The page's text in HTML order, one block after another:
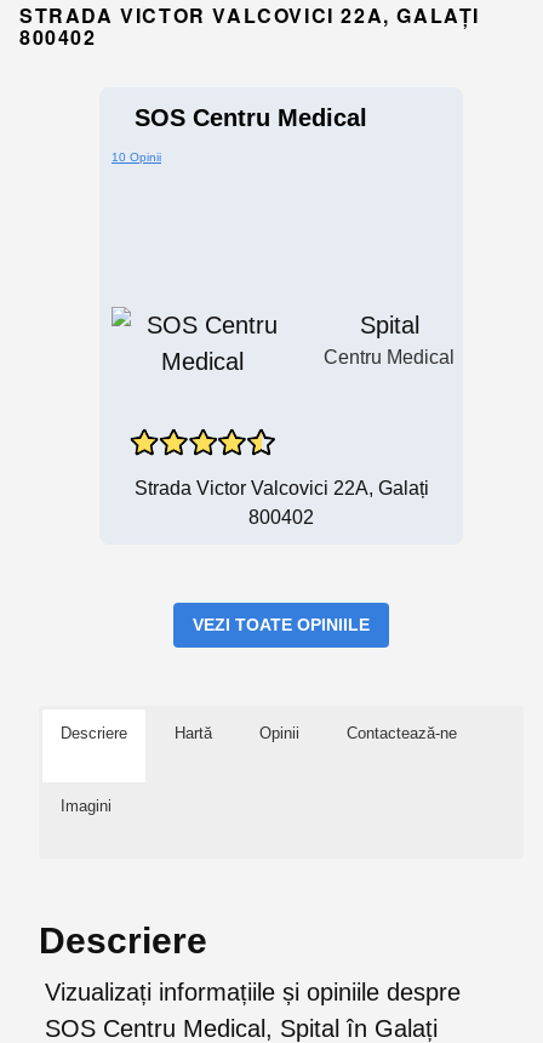
STRADA VICTOR VALCOVICI 22A, GALAȚI
800402
SOS Centru Medical
10 Opinii
Spital
Centru Medical
Strada Victor Valcovici 22A, Galați
800402
VEZI TOATE OPINIILE
Descriere Hartă Opinii Contactează-ne
Imagini
Descriere
Vizualizați informațiile și opiniile despre
SOS Centru Medical, Spital în Galați